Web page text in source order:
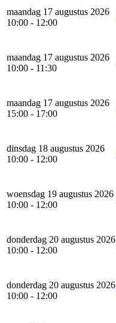
maandag 17 augustus 2026
10:00 - 12:00
maandag 17 augustus 2026
10:00 - 11:30
maandag 17 augustus 2026
15:00 - 17:00
dinsdag 18 augustus 2026
10:00 - 12:00
woensdag 19 augustus 2026
10:00 - 12:00
donderdag 20 augustus 2026
10:00 - 12:00
donderdag 20 augustus 2026
10:00 - 12:00